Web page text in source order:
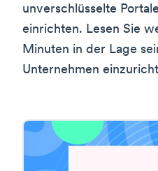
unverschlüsselte
einrichten. Lesen Sie
Minuten in der Lage
Unternehmen